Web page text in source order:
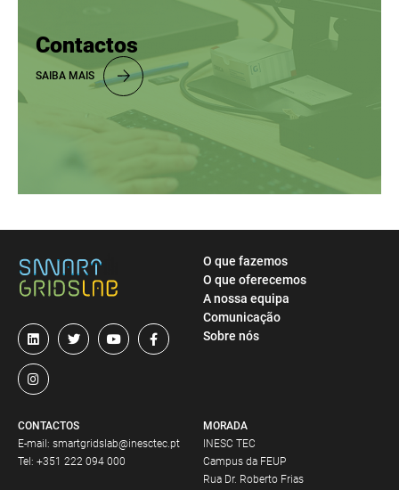
Contactos
SAIBA MAIS
MORADA
INESC TEC
Campus da FEUP
Rua Dr. Roberto Frias
CONTACTOS
E-mail: smartgridslab@inesctec.pt
Tel: +351 222 094 000
O que fazemos
O que oferecemos
A nossa equipa
Comunicação
Sobre nós